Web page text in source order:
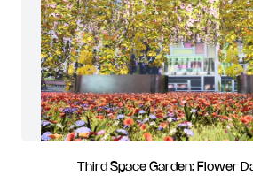
Third Space Garden: Flower